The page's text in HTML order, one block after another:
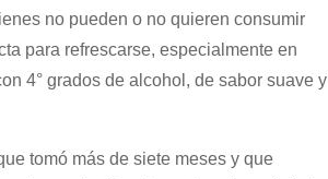
no pueden o no quieren consumir
para refrescarse, especialmente en
4° grados de alcohol, de sabor suave y
tomó más de siete meses y que